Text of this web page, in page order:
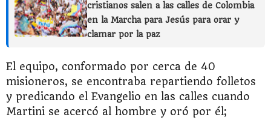
cristianos salen a las calles de Colombia
en la Marcha para Jesús para orar y
clamar por la paz
El equipo, conformado por cerca de 40
misioneros, se encontraba repartiendo folletos
y predicando el Evangelio en las calles cuando
Martini se acercó al hombre y oró por él;